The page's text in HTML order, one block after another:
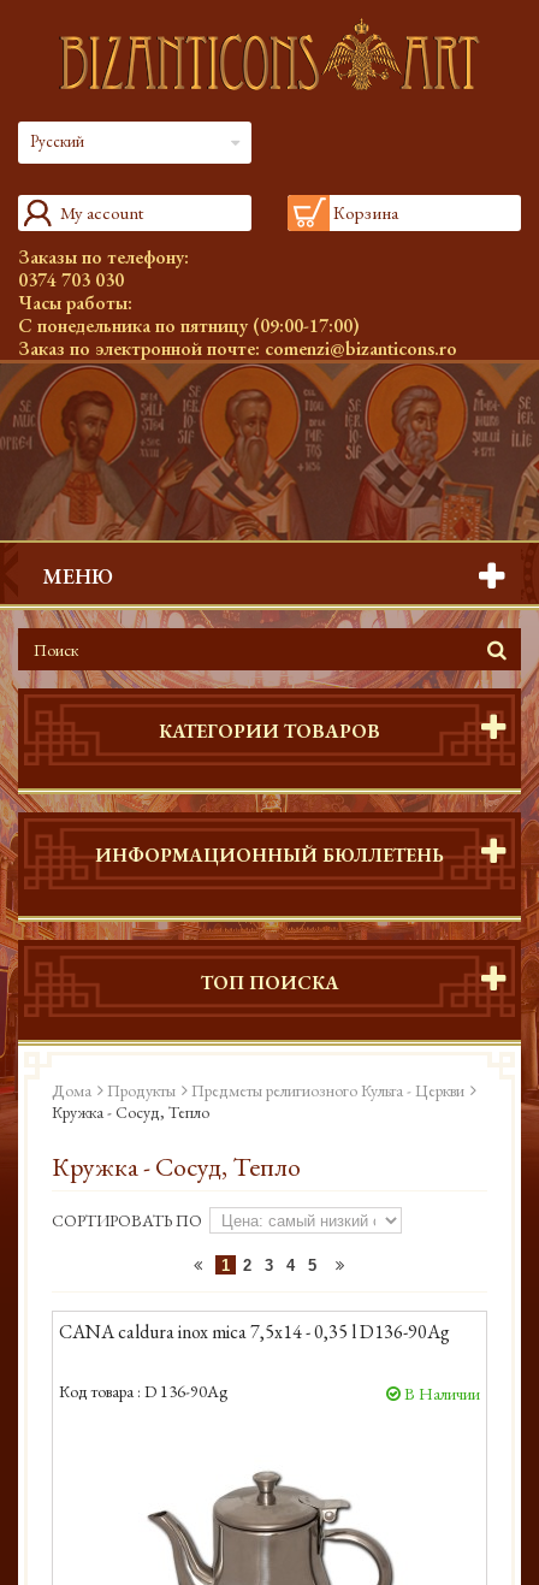
Русский
My account Корзина
Заказы по телефону:
0374 703 030
Часы работы:
С понедельника по пятницу (09:00-17:00)
Заказ по электронной почте: comenzi@bizanticons.ro
МЕНЮ
КАТЕГОРИИ ТОВАРОВ
ИНФОРМАЦИОННЫЙ БЮЛЛЕТЕНЬ
ТОП ПОИСКА
Дома Продукты
Предметы религиозного Культа - Церкви
Кружка - Сосуд, Тепло
Кружка - Сосуд, Тепло
СОРТИРОВАТЬ ПО
1 2 3 4 5
CANA caldura inox mica 7,5x14 - 0,35 l D136-90Ag
Код товара : D 136-90Ag В Наличии